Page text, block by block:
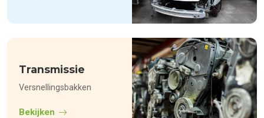
Transmissie
Versnellingsbakken
Bekijken